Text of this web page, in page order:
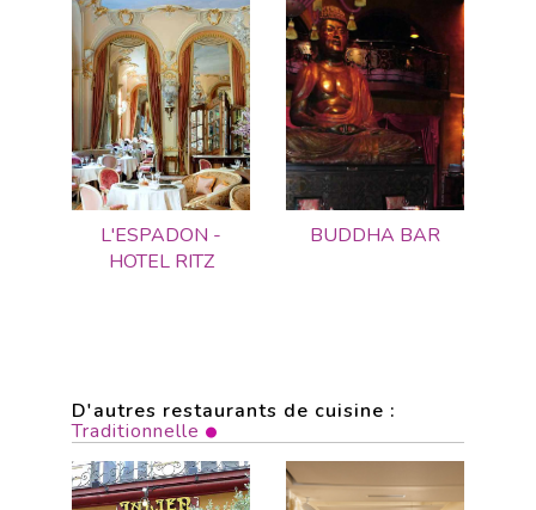
L'ESPADON -
HOTEL RITZ
BUDDHA BAR
D'autres restaurants de cuisine :
Traditionnelle